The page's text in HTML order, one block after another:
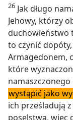
26 Jak długo
Jehowy, którzy
duchowieństwo
to czynić
Armagedonem,
które
namaszczonego
wystąpić jako
ich prześladują
poselstwa, więc